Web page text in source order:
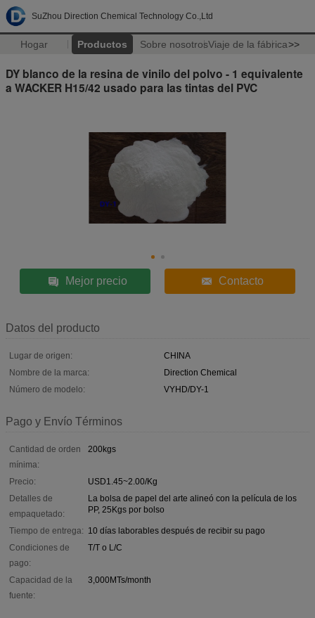
SuZhou Direction Chemical Technology Co.,Ltd
Hogar Productos Sobre nosotrosViaje de la fábrica>>
DY blanco de la resina de vinilo del polvo - 1 equivalente
a WACKER H15/42 usado para las tintas del PVC
Mejor precio Contacto
Datos del producto
Lugar de origen:
CHINA
Nombre de la marca:
Direction Chemical
Número de modelo:
VYHD/DY-1
Pago y Envío Términos
Cantidad de orden
mínima:
200kgs
Precio:
USD1.45~2.00/Kg
Detalles de
empaquetado:
La bolsa de papel del arte alineó con la película de los
PP, 25Kgs por bolso
Tiempo de entrega: 10 días laborables después de recibir su pago
Condiciones de
pago:
T/T o L/C
Capacidad de la
fuente:
3,000MTs/month